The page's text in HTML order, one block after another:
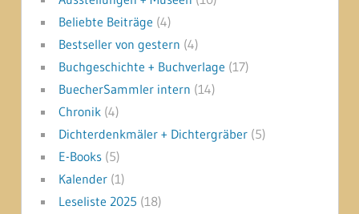
Beliebte Beiträge (4)
Bestseller von gestern (4)
Buchgeschichte + Buchverlage (17)
BuecherSammler intern (14)
Chronik(4)
Dichterdenkmäler + Dichtergräber(5)
E-Books(5)
Kalender(1)
Leseliste 2025 (18)